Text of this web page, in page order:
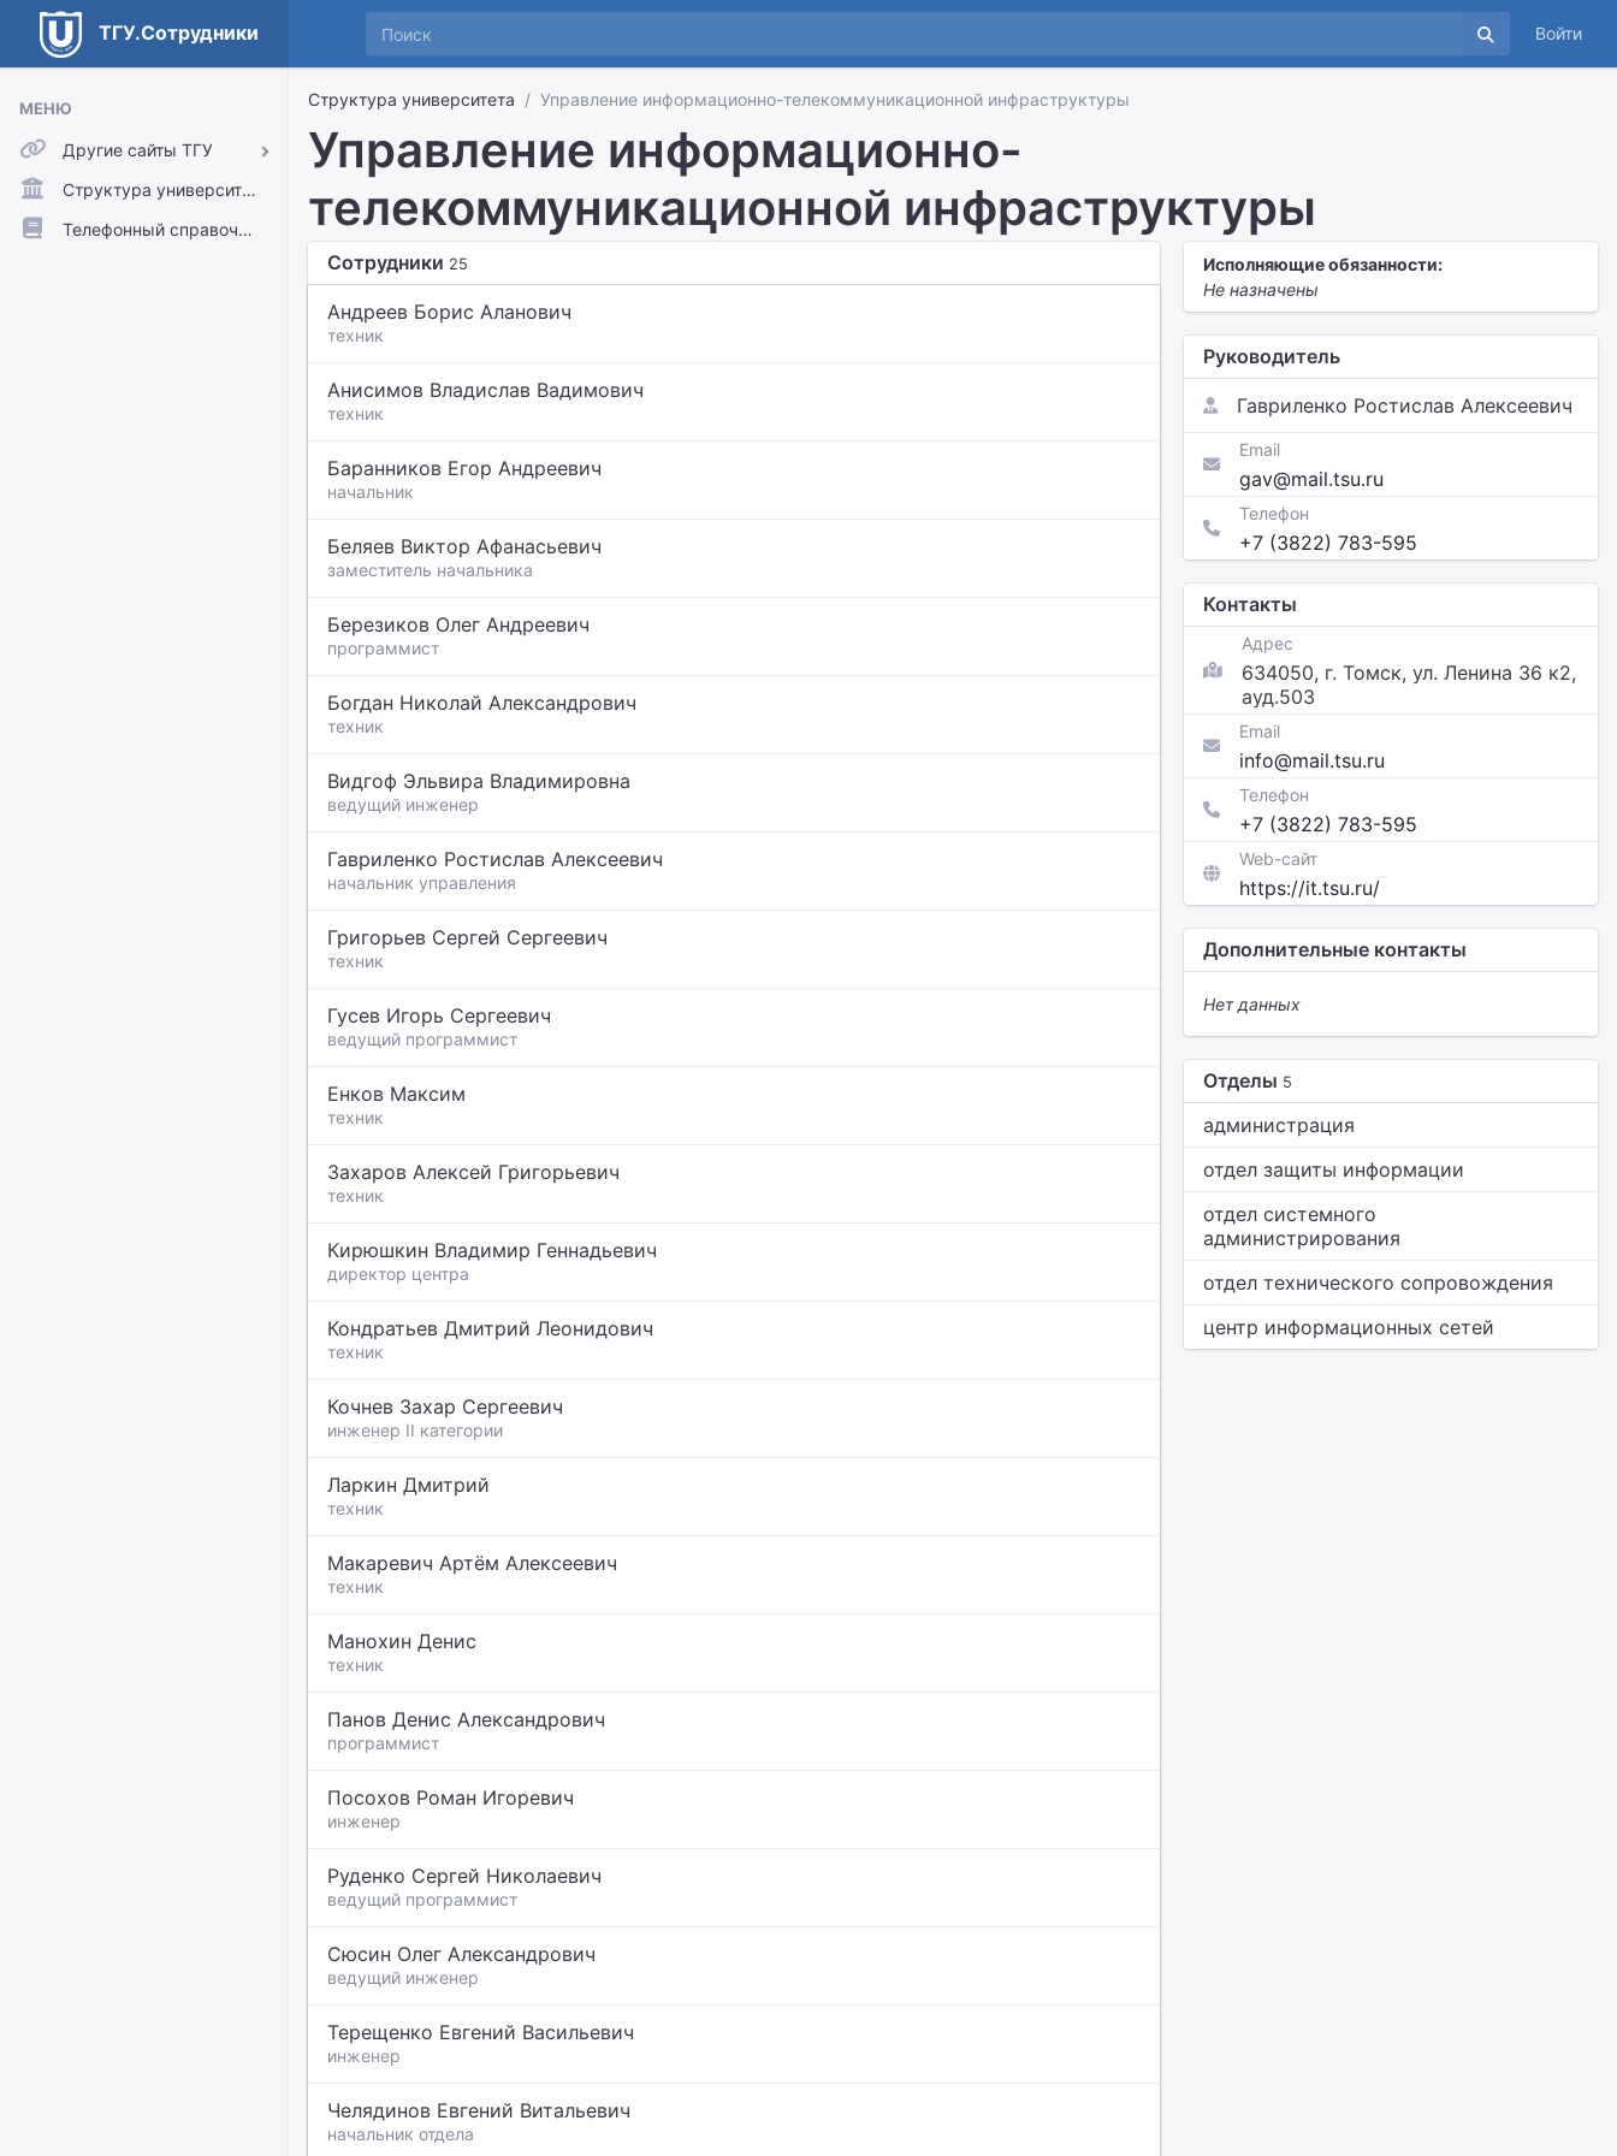
ТГУ.Сотрудники Войти
МЕНЮ
Другие сайты ТГУ
ТГУ.Аккаунты
ТГУ.Расписание
Структура университета
Телефонный справочник
Структура университета Управление информационно-телекоммуникационной инфраструктуры
Управление информационно-
телекоммуникационной инфраструктуры
Исполняющие обязанности:
Не назначены
Руководитель
Гавриленко Ростислав Алексеевич
Email
gav@mail.tsu.ru
Телефон
+7 (3822) 783-595
Контакты
Адрес
634050, г. Томск, ул. Ленина 36 к2,
ауд.503
Email
info@mail.tsu.ru
Телефон
+7 (3822) 783-595
Web-сайт
https://it.tsu.ru/
Дополнительные контакты
Нет данных
Отделы 5
администрация
отдел защиты информации
отдел системного
администрирования
отдел технического сопровождения
центр информационных сетей
Сотрудники 25
Андреев Борис Аланович
техник
Анисимов Владислав Вадимович
техник
Баранников Егор Андреевич
начальник
Беляев Виктор Афанасьевич
заместитель начальника
Березиков Олег Андреевич
программист
Богдан Николай Александрович
техник
Видгоф Эльвира Владимировна
ведущий инженер
Гавриленко Ростислав Алексеевич
начальник управления
Григорьев Сергей Сергеевич
техник
Гусев Игорь Сергеевич
ведущий программист
Енков Максим
техник
Захаров Алексей Григорьевич
техник
Кирюшкин Владимир Геннадьевич
директор центра
Кондратьев Дмитрий Леонидович
техник
Кочнев Захар Сергеевич
инженер II категории
Ларкин Дмитрий
техник
Макаревич Артём Алексеевич
техник
Манохин Денис
техник
Панов Денис Александрович
программист
Посохов Роман Игоревич
инженер
Руденко Сергей Николаевич
ведущий программист
Сюсин Олег Александрович
ведущий инженер
Терещенко Евгений Васильевич
инженер
Челядинов Евгений Витальевич
начальник отдела